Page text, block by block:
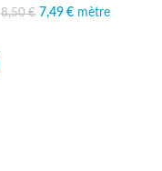
8,50€ Le prix initial était :
7,49 € Le prix actuel
mètre